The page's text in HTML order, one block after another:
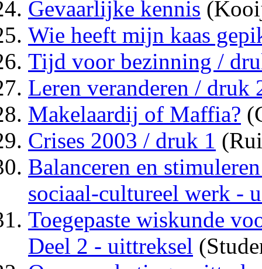
Gevaarlijke kennis
Wie heeft mijn kaas
Tijd voor bezinning /
Leren veranderen / druk
Makelaardij of Maffia?
Crises 2003 / druk 1
Balanceren en
sociaal-cultureel werk -
Toegepaste wiskunde
Deel 2 - uittreksel